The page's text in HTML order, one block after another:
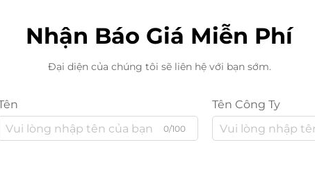
Nhận Báo Giá Miễn Phí
Đại diện của chúng tôi sẽ liên hệ với bạn sớm.
0/100
Tên Công Ty